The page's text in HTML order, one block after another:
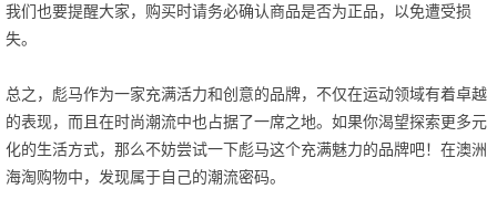
我们也要提醒大家，购买时请务必确认商品是否为正品，以免遭受损
失。
总之，彪马作为一家充满活力和创意的品牌，不仅在运动领域有着卓越
的表现，而且在时尚潮流中也占据了一席之地。如果你渴望探索更多元
化的生活方式，那么不妨尝试一下彪马这个充满魅力的品牌吧！在澳洲
海淘购物中，发现属于自己的潮流密码。